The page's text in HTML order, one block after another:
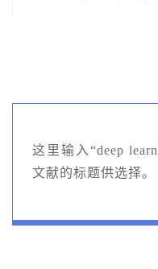
这里输入“deep
文献的标题供选择。